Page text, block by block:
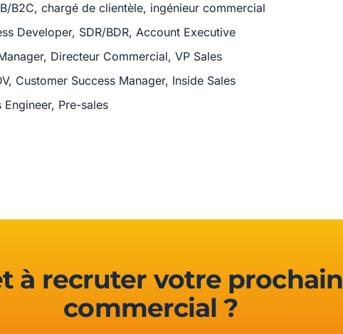
B2C, chargé de clientèle, ingénieur commercial
Developer, SDR/BDR, Account Executive
Directeur Commercial, VP Sales
Customer Success Manager, Inside Sales
Engineer, Pre-sales
à recruter votre prochain
commercial ?